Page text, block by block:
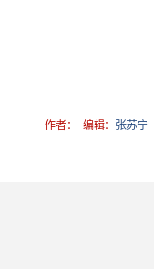
作者： 编辑： 张苏宁